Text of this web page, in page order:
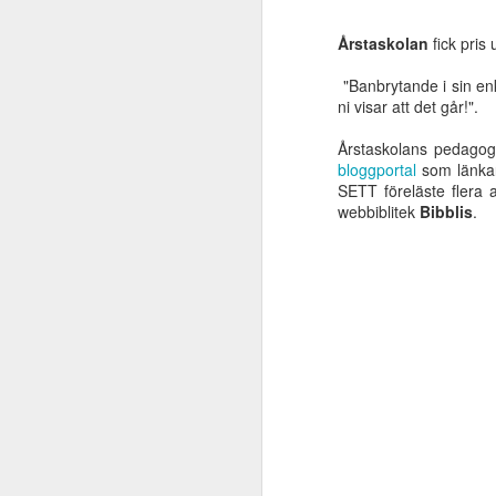
Årstaskolan fick pris
"Banbrytande i sin
ni visar att det går!".
Årstaskolans
bloggportal som
SETT föreläste flera
webbiblitek Bibblis.